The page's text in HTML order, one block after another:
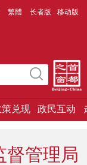
繁體 长者版 移动版
策兑现 政民互动
督管理局